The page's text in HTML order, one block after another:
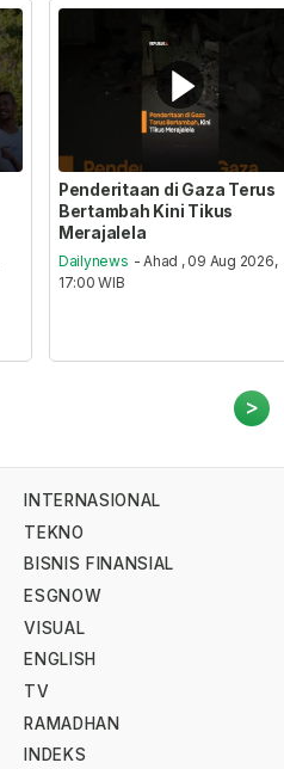
Penderitaan di Gaza Terus
Bertambah Kini Tikus
Merajalela
Dailynews - Ahad , 09 Aug 2026,
17:00 WIB
>
INTERNASIONAL
TEKNO
BISNIS FINANSIAL
ESGNOW
VISUAL
ENGLISH
TV
RAMADHAN
INDEKS